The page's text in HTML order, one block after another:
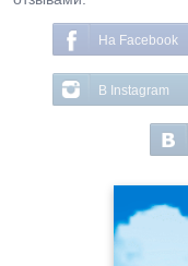
На Facebook
В Instagram